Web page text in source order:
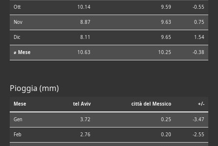
Ott 10.14 9.59 -0.55
Nov 8.87 9.63 0.75
Dic 8.11 9.65 1.54
⌀ Mese 10.63 10.25 -0.38
Pioggia (mm)
Mese tel Aviv città del Messico +/-
Gen 3.72 0.25 -3.47
Feb 2.76 0.20 -2.55